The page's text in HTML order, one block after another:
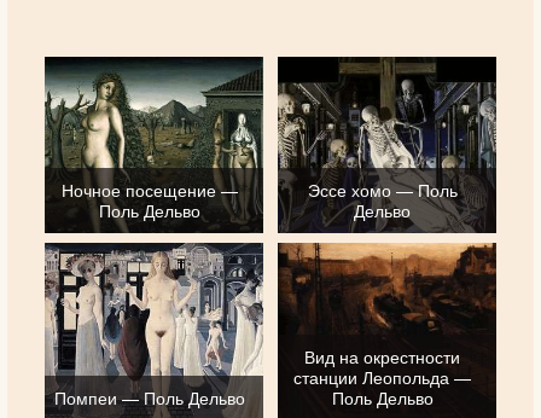
Ночное посещение —
Поль Дельво
Эссе хомо — Поль
Дельво
Помпеи — Поль Дельво
Вид на окрестности
станции Леопольда —
Поль Дельво